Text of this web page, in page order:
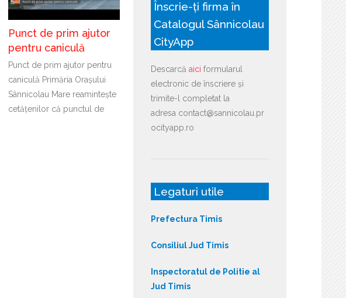
Punct de prim ajutor
pentru caniculă
Punct de prim ajutor pentru
caniculă Primăria Orașului
Sânnicolau Mare reamintește
cetățenilor că punctul de
Înscrie-ți firma în
Catalogul Sânnicolau
CityApp
Descarcă aici formularul
electronic de înscriere și
trimite-l completat la
adresa contact@sannicolau.pr
ocityapp.ro
Legaturi utile
Prefectura Timis
Consiliul Jud Timis
Inspectoratul de Politie al
Jud Timis